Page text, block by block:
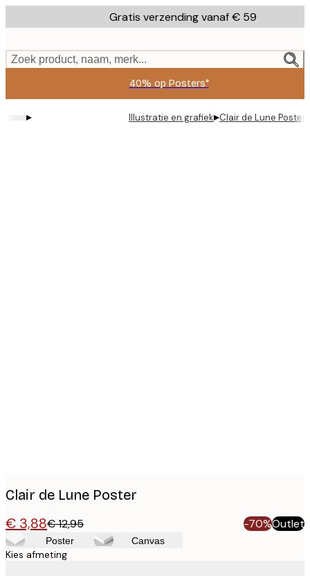
to
content.
Gratis verzending vanaf € 59
Zoek product, naam, merk...
40% op Posters*
▸ Illustratie en grafiek▸Clair de Lune Poster
Clair de Lune Poster
€ 3,88€ 12,95 -70%Outlet
Poster Canvas
Kies afmeting